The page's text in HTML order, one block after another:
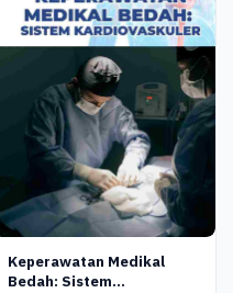
Keperawatan Medikal
Bedah: Sistem